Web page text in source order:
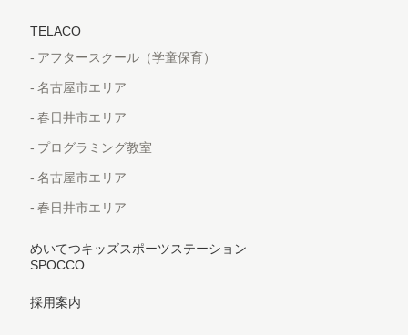
TELACO
アフタースクール（学童保育）
名古屋市エリア
春日井市エリア
プログラミング教室
名古屋市エリア
春日井市エリア
めいてつキッズスポーツステーション
SPOCCO
採用案内